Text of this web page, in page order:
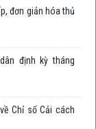
đơn giản hóa thủ
định kỳ tháng
Chỉ số Cải cách